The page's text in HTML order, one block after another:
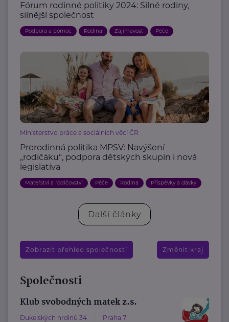
Fórum rodinné politiky 2024: Silné rodiny,
silnější společnost
Podpora a pomoc Rodina Zajímavost Péče
Ministerstvo práce a sociálních věcí ČR
Prorodinná politika MPSV: Navýšení
„rodičáku“, podpora dětských skupin i nová
legislativa
Mateřství a rodičovství Péče Rodina Příspěvky a dávky
Další články
Zobrazit přehled společností Změnit kraj
Společnosti
Klub svobodných matek z.s.
Dukelských hrdinů 34 Praha 7